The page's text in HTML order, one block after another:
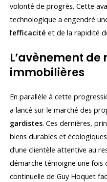
volonté de progrès. Cette
technologique a engendré
l’efficacité et de la rapidité
L’avènement
immobilières
En parallèle à cette
a lancé sur le marché des
gardistes. Ces dernières,
biens durables et
d’une clientèle attentive au
démarche témoigne une fois
continuelle de Guy Hoquet